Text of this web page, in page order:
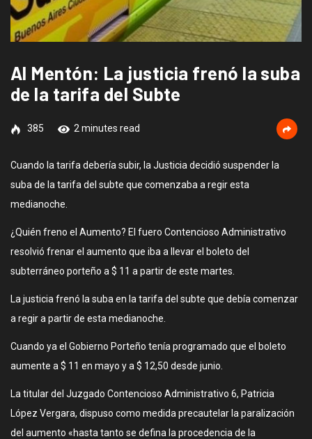
Al Mentón: La justicia frenó la suba
de la tarifa del Subte
385 2 minutes read
Cuando la tarifa debería subir, la Justicia decidió suspender la
suba de la tarifa del subte que comenzaba a regir esta
medianoche.
¿Quién freno el Aumento? El fuero Contencioso Administrativo
resolvió frenar el aumento que iba a llevar el boleto del
subterráneo porteño a $ 11 a partir de este martes.
La justicia frenó la suba en la tarifa del subte que debía comenzar
a regir a partir de esta medianoche.
Cuando ya el Gobierno Porteño tenía programado que el boleto
aumente a $ 11 en mayo y a $ 12,50 desde junio.
La titular del Juzgado Contencioso Administrativo 6, Patricia
López Vergara, dispuso como medida precautelar la paralización
del aumento «hasta tanto se defina la procedencia de la